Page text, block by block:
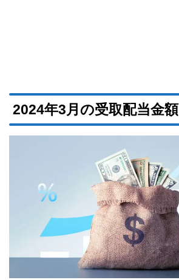
2024年3月の受取配当金